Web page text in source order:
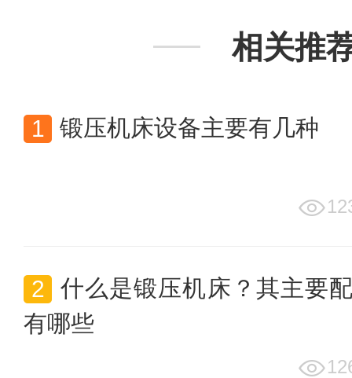
相关推
锻压机床设备主要有几种
什么是锻压机床？其主要
有哪些